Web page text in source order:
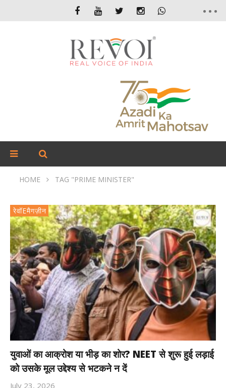
HOME TAG "PRIME MINISTER"
रेवॉEमैगज़ीन
युवाओं का आक्रोश या भीड़ का शोर? NEET से शुरू हुई लड़ाई
को उसके मूल उद्देश्य से भटकने न दें
July 23, 2026